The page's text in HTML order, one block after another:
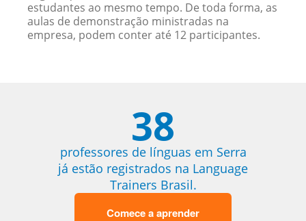
estudantes ao mesmo tempo. De toda forma, as
aulas de demonstração ministradas na
empresa, podem conter até 12 participantes.
38
professores de línguas em Serra
já estão registrados na Language
Trainers Brasil.
Comece a aprender